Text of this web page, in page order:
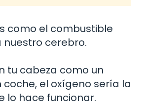
como el combustible
nuestro cerebro.
tu cabeza como un
el oxígeno sería la
lo hace funcionar.